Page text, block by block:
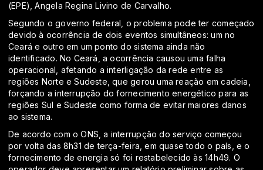
(EPE), Angela Regina Livino de Carvalho.
Segundo o governo federal, o problema pode ter começado
devido à ocorrência de dois eventos simultâneos: um no
Ceará e outro em um ponto do sistema ainda não
identificado. No Ceará, a ocorrência causou uma falha
operacional, afetando a interligação da rede entre as
regiões Norte e Sudeste, que gerou uma reação em cadeia,
forçando a interrupção do fornecimento energético para as
regiões Sul e Sudeste como forma de evitar maiores danos
ao sistema.
De acordo com o ONS, a interrupção do serviço começou
por volta das 8h31 de terça-feira, em quase todo o país, e o
fornecimento de energia só foi restabelecido às 14h49. O